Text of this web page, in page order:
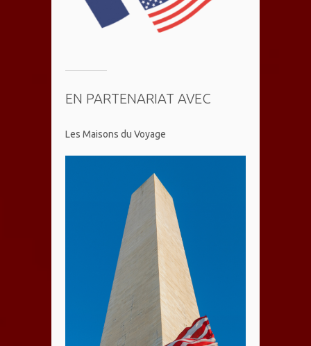
EN PARTENARIAT AVEC
Les Maisons du Voyage